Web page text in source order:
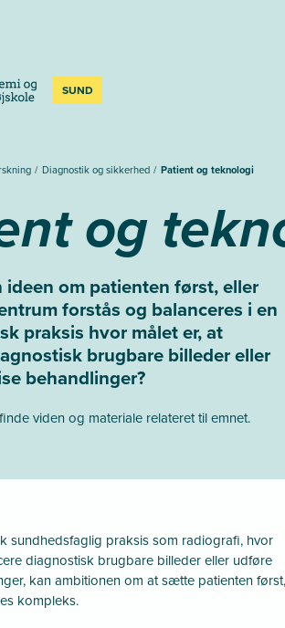
SUND
Diagnostik og sikkerhed Patient og teknologi
og
ideen om patienten først, eller
forstås og balanceres i en
praksis hvor målet er, at
brugbare billeder eller
behandlinger?
viden og materiale relateret til emnet.
sundhedsfaglig praksis som radiografi, hvor
diagnostisk brugbare billeder eller udføre
kan ambitionen om at sætte patienten først,
kompleks.